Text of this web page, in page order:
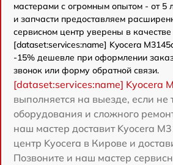
мастерами с огромным опытом - от 5
и запчасти предоставляем
сервисном центр уверены в
[dataset:services:name] Kyocera
-15% дешевле при оформлении
звонок или форму обратной связи.
[dataset:services:name] Kyocera
выполняется на выезде, если не
оборудования и сложного
наш мастер доставит Kyocera
центр Kyocera в Кирове и
Позвоните и наш мастер